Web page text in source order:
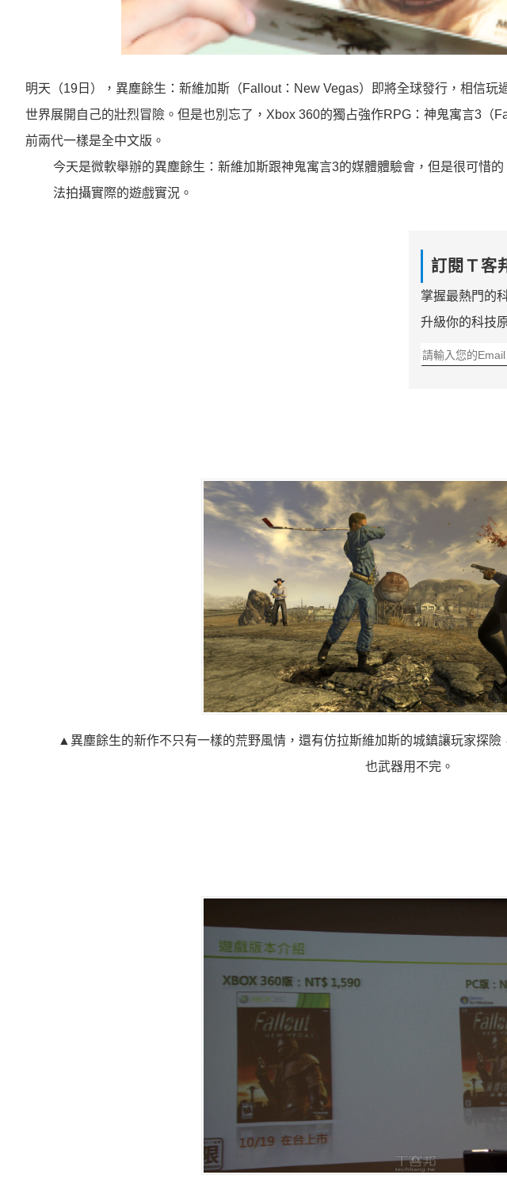
明天（19 日），異塵餘生：新維加斯（Fallout： New Vegas）即將全球發行，相信玩
世界展開自己的壯烈冒險。但是也別忘了， Xbox 360的獨占強作RPG ：神鬼寓言3 （
前兩代一樣是全中文版。
今天是微軟舉辦的異塵餘生：新維加斯跟神鬼寓言3的媒體體驗會，但是很可惜
法拍攝實際的遊戲實況。
訂閱Ｔ客
掌握最熱門的
升級你的科技
▲異塵餘生的新作不只有一樣的荒野風情，還有仿拉斯維加斯的城鎮讓玩家探
也武器用不完。